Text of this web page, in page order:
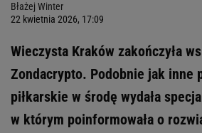
Błażej Winter
22 kwietnia 2026, 17:09
Wieczysta Kraków zakończyła
Zondacrypto. Podobnie jak inne
piłkarskie w środę wydała
w którym poinformowała o